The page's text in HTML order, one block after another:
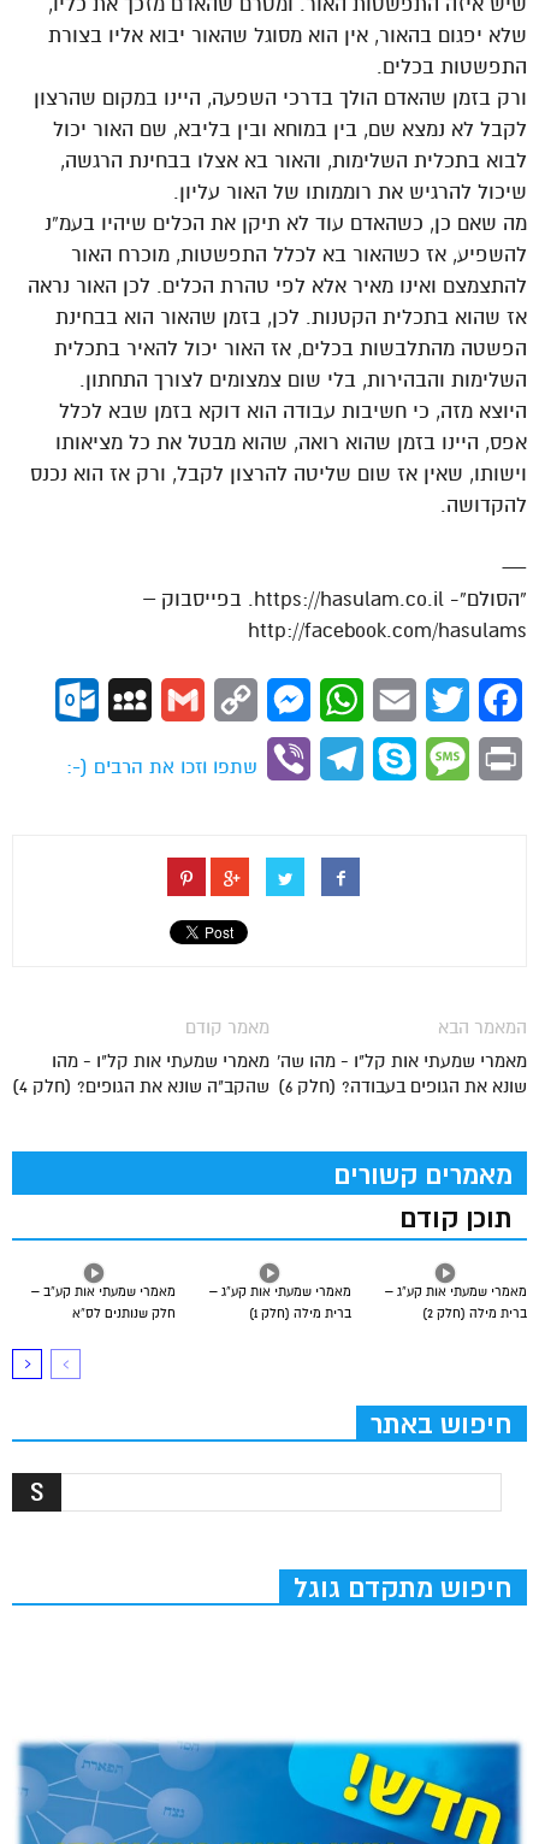
שלא יפגום בהאור, אין הוא מסוגל שהאור יבוא אליו בצורת
התפשטות בכלים.
ורק בזמן שהאדם הולך בדרכי השפעה, היינו במקום שהרצון
לקבל לא נמצא שם, בין במוחא ובין בליבא, שם האור יכול
לבוא בתכלית השלימות, והאור בא אצלו בבחינת הרגשה,
שיכול להרגיש את רוממותו של האור עליון.
מה שאם כן, כשהאדם עוד לא תיקן את הכלים שיהיו בעמ”נ
להשפיע, אז כשהאור בא לכלל התפשטות, מוכרח האור
להתצמצם ואינו מאיר אלא לפי טהרת הכלים. לכן האור נראה
אז שהוא בתכלית הקטנות. לכן, בזמן שהאור הוא בבחינת
הפשטה מהתלבשות בכלים, אז האור יכול להאיר בתכלית
השלימות והבהירות, בלי שום צמצומים לצורך התחתון.
היוצא מזה, כי חשיבות עבודה הוא דוקא בזמן שבא לכלל
אפס, היינו בזמן שהוא רואה, שהוא מבטל את כל מציאותו
וישותו, שאין אז שום שליטה להרצון לקבל, ורק אז הוא נכנס
להקדושה.
—
“הסולם”- https://hasulam.co.il. בפייסבוק –
http://facebook.com/hasulams
Facebook
Twitter
Email
WhatsApp
Messenger
Copy
Gmail
MySpace
Print
Message
Skype
Telegram
Viber
שתפו וזכו את הרבים (-:
מאמר קודם
מאמרי שמעתי אות קל"ו - מהו
שהקב"ה שונא את הגופים? (חלק 4)
המאמר הבא
מאמרי שמעתי אות קל"ו - מהו שה'
שונא את הגופים בעבודה? (חלק 6)
מאמרים קשורים
תוכן קודם
מאמרי שמעתי אות קע”ב –
חלק שנותנים לס”א
מאמרי שמעתי אות קע”ג –
ברית מילה (חלק 1)
מאמרי שמעתי אות קע”ג –
ברית מילה (חלק 2)
חיפוש באתר
חיפוש מתקדם גוגל